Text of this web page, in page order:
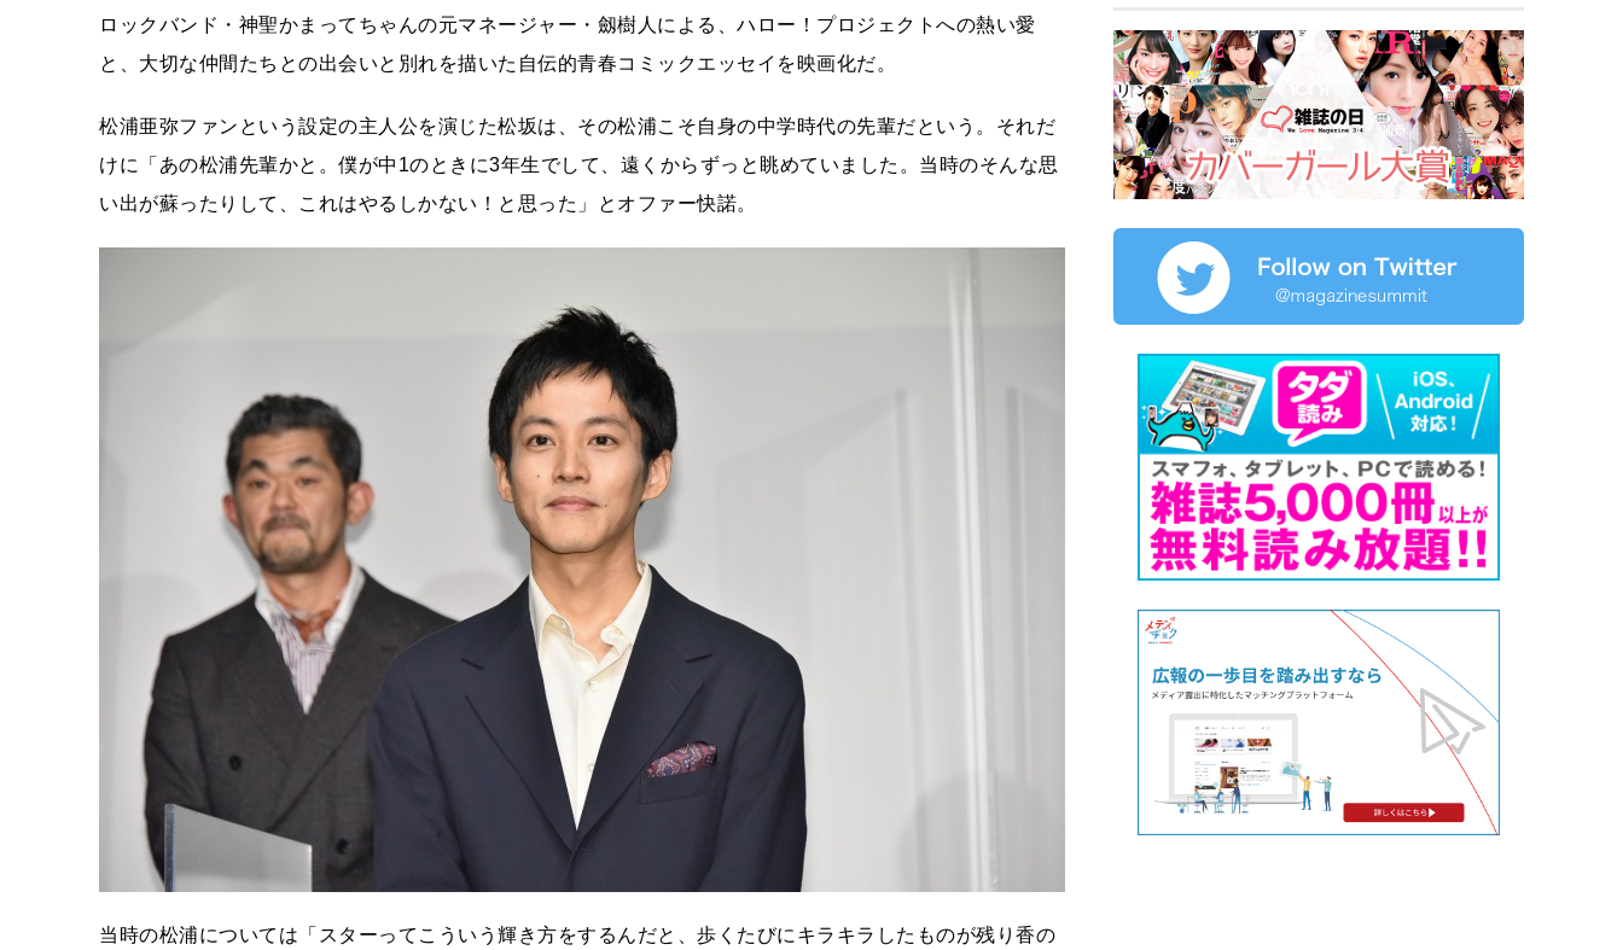
ロックバンド・神聖かまってちゃんの元マネージャー・劔樹人による、ハロー！プロジェクトへの熱い愛
と、大切な仲間たちとの出会いと別れを描いた自伝的青春コミックエッセイを映画化だ。
松浦亜弥ファンという設定の主人公を演じた松坂は、その松浦こそ自身の中学時代の先輩だという。それだ
けに「あの松浦先輩かと。僕が中1のときに3年生でして、遠くからずっと眺めていました。当時のそんな思
い出が蘇ったりして、これはやるしかない！と思った」とオファー快諾。
当時の松浦については「スターってこういう輝き方をするんだと、歩くたびにキラキラしたものが残り香の